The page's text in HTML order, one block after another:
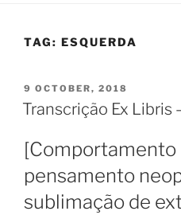
TAG: ESQUERDA
POSTED
ON
9 OCTOBER, 2018
Transcrição Ex Libris
[Comportamento
pensamento
sublimação de